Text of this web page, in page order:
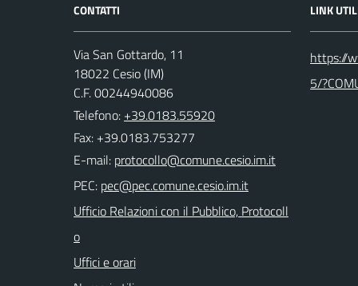
CONTATTI
Via San Gottardo, 11
18022 Cesio (IM)
C.F. 00244940086
Telefono: +39.0183.55920
Fax: +39.0183.753277
E-mail:
PEC:
Ufficio Relazioni con il Pubblico, Protocoll
o
Uffici e orari
LINK
https://
5/